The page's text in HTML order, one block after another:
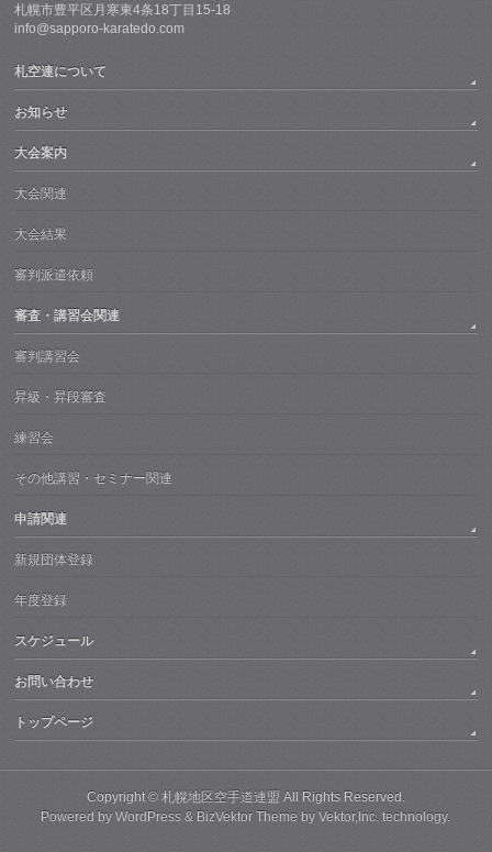
札幌市豊平区月寒東4条18丁目15-18
info@sapporo-karatedo.com
札空連について
お知らせ
大会案内
大会関連
大会結果
審判派遣依頼
審査・講習会関連
審判講習会
昇級・昇段審査
練習会
その他講習・セミナー関連
申請関連
新規団体登録
年度登録
スケジュール
お問い合わせ
トップページ
Copyright © 札幌地区空手道連盟 All Rights Reserved.
Powered byWordPress & BizVektor Theme byVektor,Inc. technology.